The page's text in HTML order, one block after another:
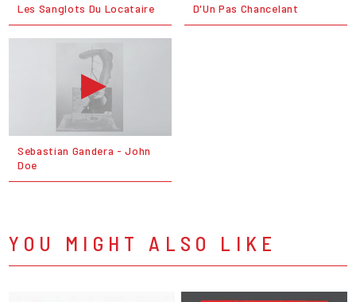
Les Sanglots Du Locataire D'Un Pas Chancelant
Sebastian Gandera - John
Doe
YOU MIGHT ALSO LIKE